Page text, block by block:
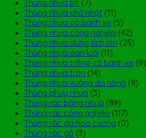
Thùng nhựa bít (7)
Thùng nhựa chữ nhật (11)
Thùng nhựa có bánh xe (5)
Thùng nhựa công nghiệp (42)
Thùng nhựa dung tích lớn (25)
Thùng nhựa đan lưới (11)
Thùng nhựa trắng có bánh xe (8)
Thùng nhựa tròn (14)
Thùng nhựa vuông đa năng (8)
Thùng phuy nhựa (3)
Thùng rác bằng nhựa (89)
Thùng rác công nghiệp (117)
Thùng rác đá hoa cương (0)
Thùng rác gỗ (3)